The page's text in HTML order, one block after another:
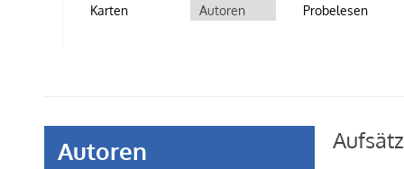
Karten
Autoren
Probelesen
Autoren